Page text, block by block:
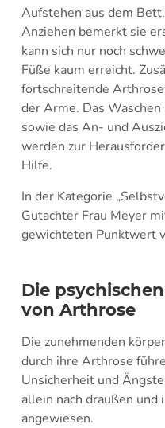
Aufstehen aus dem
Anziehen bemerkt sie
kann sich nur noch
Füße kaum erreicht.
fortschreitende
der Arme. Das
sowie das An- und
werden zur
Hilfe.
In der Kategorie
Gutachter Frau Meyer
gewichteten Punktwert
Die
von Arthrose
Die zunehmenden
durch ihre Arthrose
Unsicherheit und
allein nach draußen und
angewiesen.